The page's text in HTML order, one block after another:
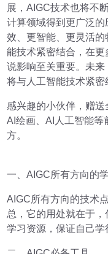
展，AIGC技术也将不
计算领域得到更广泛
效、更智能、更灵活
能技术紧密结合，在
说影响至关重要。未
将与人工智能技术紧密
感兴趣的小伙伴，赠
AI绘画、AI人工智能等
方。
一、AIGC所有方向的
AIGC所有方向的技术
总，它的用处就在于
学习资源，保证自己学